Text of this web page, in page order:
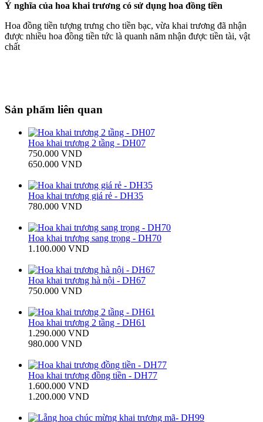
Ý nghĩa của hoa khai trương có sử dụng hoa đồng tiền
Hoa đồng tiền tượng trưng cho tiền bạc, vừa khai trương đã nhận
được nhiều hoa đồng tiền tức là quanh năm nhận được tiền tài, vật
chất
Sản phẩm liên quan
Hoa khai trương 2 tầng - DH07
750.000 VND
650.000 VND
Hoa khai trương giá rẻ - DH35
780.000 VND
Hoa khai trương sang trọng - DH70
1.100.000 VND
Hoa khai trương hà nội - DH67
750.000 VND
Hoa khai trương 2 tầng - DH61
1.290.000 VND
980.000 VND
Hoa khai trương đồng tiền - DH77
1.600.000 VND
1.200.000 VND